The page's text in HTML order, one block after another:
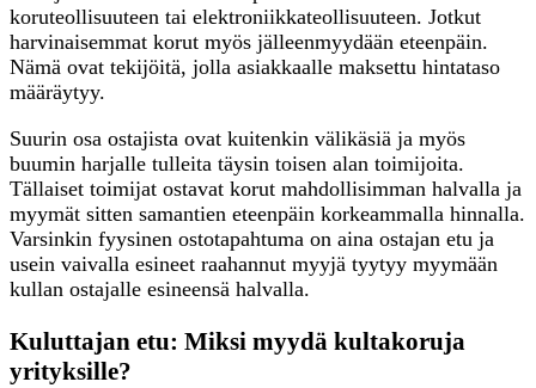
koruteollisuuteen tai elektroniikkateollisuuteen. Jotkut
harvinaisemmat korut myös jälleenmyydään eteenpäin.
Nämä ovat tekijöitä, jolla asiakkaalle maksettu hintataso
määräytyy.
Suurin osa ostajista ovat kuitenkin välikäsiä ja myös
buumin harjalle tulleita täysin toisen alan toimijoita.
Tällaiset toimijat ostavat korut mahdollisimman halvalla ja
myymät sitten samantien eteenpäin korkeammalla hinnalla.
Varsinkin fyysinen ostotapahtuma on aina ostajan etu ja
usein vaivalla esineet raahannut myyjä tyytyy myymään
kullan ostajalle esineensä halvalla.
Kuluttajan etu: Miksi myydä kultakoruja
yrityksille?